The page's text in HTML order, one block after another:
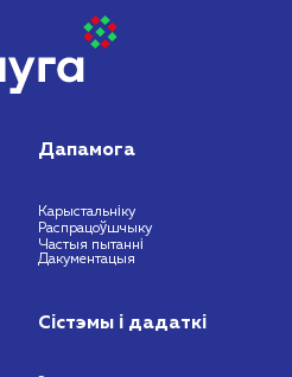
Дапамога
Карыстальніку
Распрацоўшчыку
Частыя пытанні
Дакументацыя
Сістэмы і дадаткі